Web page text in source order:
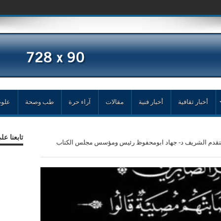
أخبار ثقافية أخبار فنية مقالات آراء حرة طب وصحة
يتقدم الشريف د- جهاد ابومحفوظ رئيس ومؤسس مجلس الكتاب
تابعنا